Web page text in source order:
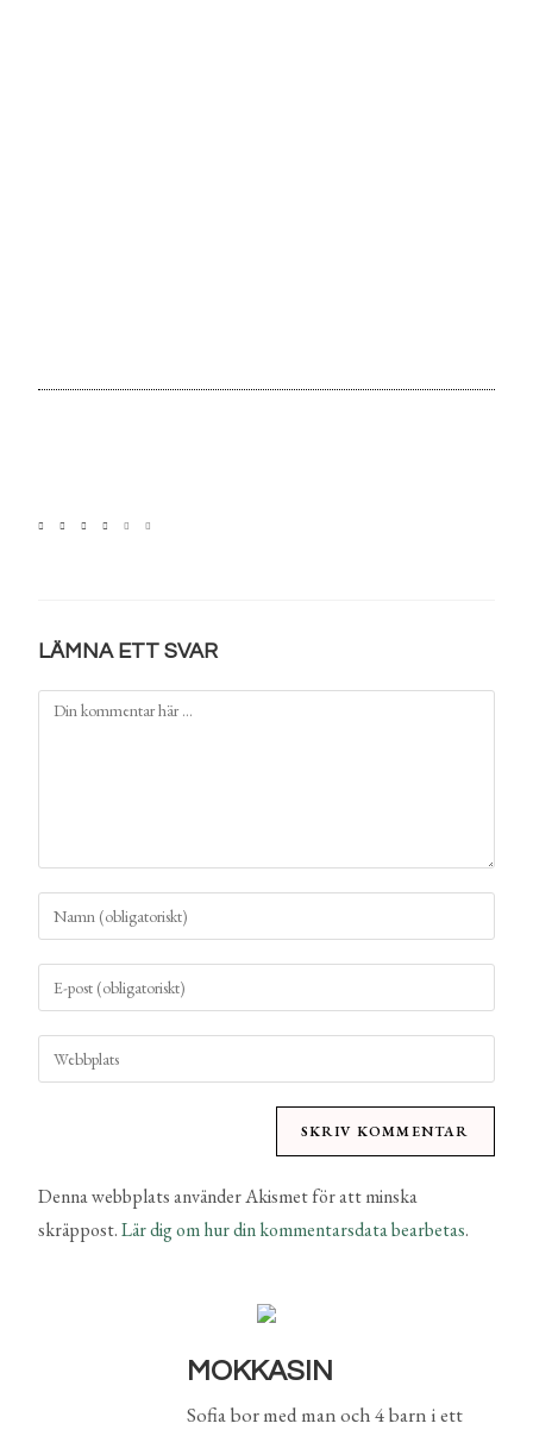
LÄMNA ETT SVAR
Denna webbplats använder Akismet för att minska
skräppost.Lär dig om hur din kommentarsdata bearbetas.
MOKKASIN
Sofia bor med man och 4 barn i ett